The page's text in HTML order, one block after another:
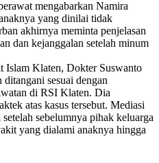
mengabarkan Namira
yang dinilai tidak
akhirnya meminta penjelasan
dan kejanggalan setelah minum
Islam Klaten, Dokter Suswanto
sesuai dengan
di RSI Klaten. Dia
atas kasus tersebut. Mediasi
sebelumnya pihak keluarga
yang dialami anaknya hingga